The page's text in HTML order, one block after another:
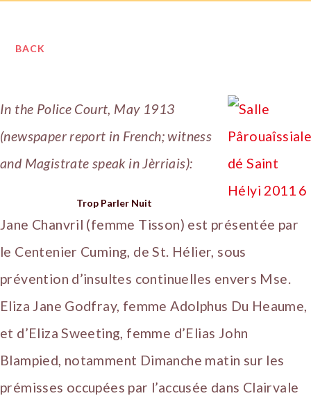
BACK
In the Police Court, May 1913
(newspaper report in French; witness
and Magistrate speak in Jèrriais):
Trop Parler Nuit
Jane Chanvril (femme Tisson) est présentée par
le Centenier Cuming, de St. Hélier, sous
prévention d’insultes continuelles envers Mse.
Eliza Jane Godfray, femme Adolphus Du Heaume,
et d’Eliza Sweeting, femme d’Elias John
Blampied, notamment Dimanche matin sur les
prémisses occupées par l’accusée dans Clairvale